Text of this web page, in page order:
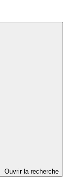
Ouvrir la recherche